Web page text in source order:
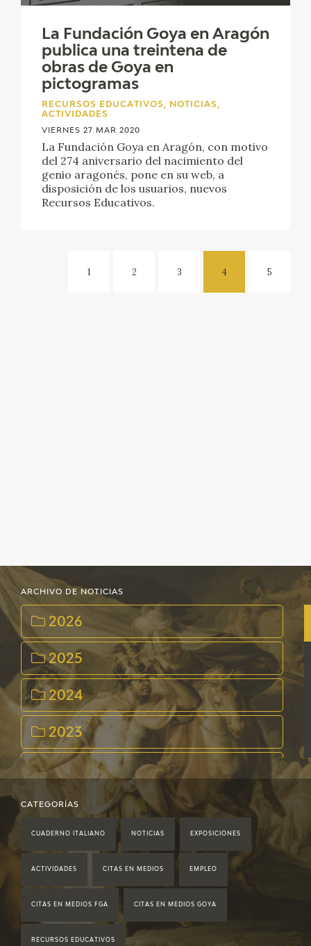
La Fundación Goya en Aragón
publica una treintena de
obras de Goya en
pictogramas
RECURSOS EDUCATIVOS, NOTICIAS,
ACTIVIDADES
VIERNES 27 MAR 2020
La Fundación Goya en Aragón, con motivo
del 274 aniversario del nacimiento del
genio aragonés, pone en su web, a
disposición de los usuarios, nuevos
Recursos Educativos.
1 2 3 4 5
ARCHIVO DE NOTICIAS
2026
2025
2024
2023
2022
2021
CATEGORÍAS
CUADERNO ITALIANO NOTICIAS EXPOSICIONES
ACTIVIDADES CITAS EN MEDIOS EMPLEO
CITAS EN MEDIOS FGA CITAS EN MEDIOS GOYA
RECURSOS EDUCATIVOS